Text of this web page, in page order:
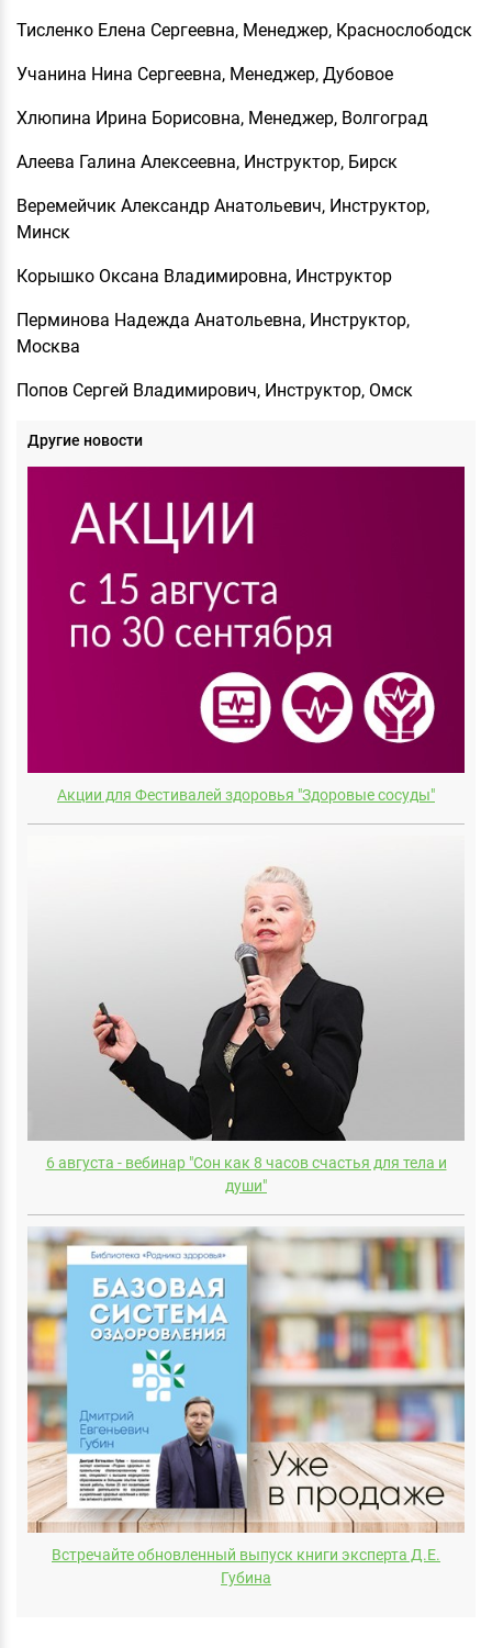
Тисленко Елена Сергеевна, Менеджер, Краснослободск
Учанина Нина Сергеевна, Менеджер, Дубовое
Хлюпина Ирина Борисовна, Менеджер, Волгоград
Алеева Галина Алексеевна, Инструктор, Бирск
Веремейчик Александр Анатольевич, Инструктор,
Минск
Корышко Оксана Владимировна, Инструктор
Перминова Надежда Анатольевна, Инструктор,
Москва
Попов Сергей Владимирович, Инструктор, Омск
Другие новости
Акции для Фестивалей здоровья "Здоровые сосуды"
6 августа - вебинар "Сон как 8 часов счастья для тела и
души"
Встречайте обновленный выпуск книги эксперта Д.E.
Губина